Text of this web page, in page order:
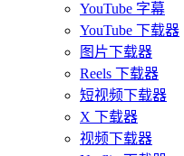
YouTube 字幕
YouTube 下载器
图片下载器
Reels 下载器
短视频下载器
X 下载器
视频下载器